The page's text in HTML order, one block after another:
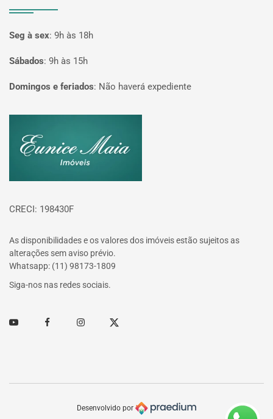
Seg à sex: 9h às 18h
Sábados: 9h às 15h
Domingos e feriados: Não haverá expediente
CRECI: 198430F
As disponibilidades e os valores dos imóveis estão sujeitos as
alterações sem aviso prévio.
Whatsapp: (11) 98173-1809
Siga-nos nas redes sociais.
Youtube FacebookInstagramTwitter
Desenvolvido por